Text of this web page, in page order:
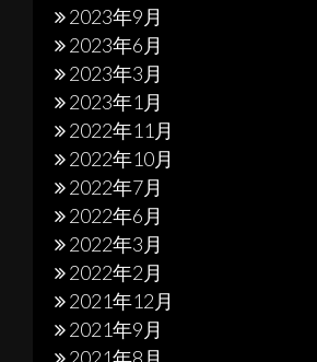
2023年9月
2023年6月
2023年3月
2023年1月
2022年11月
2022年10月
2022年7月
2022年6月
2022年3月
2022年2月
2021年12月
2021年9月